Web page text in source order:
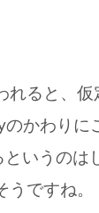
れると、仮
のかわりに
いうのは
ですね。